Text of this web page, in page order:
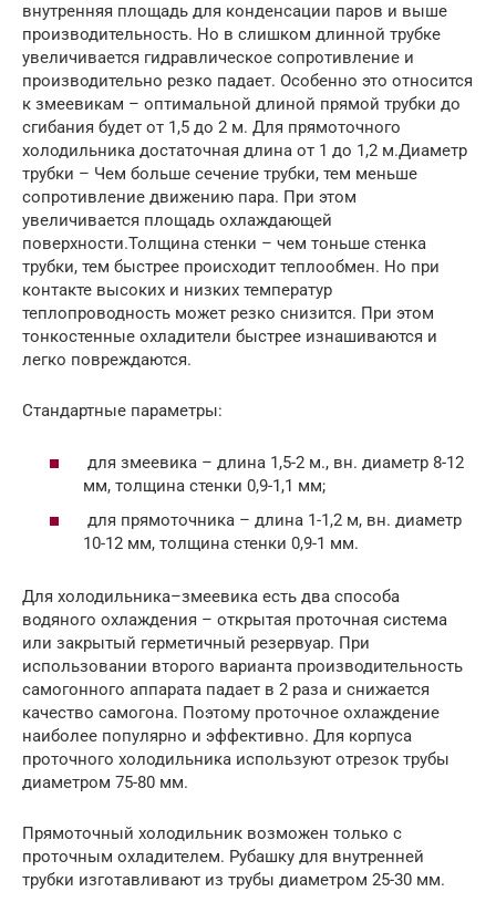
внутренняя площадь для конденсации паров и выше
производительность. Но в слишком длинной трубке
увеличивается гидравлическое сопротивление и
производительно резко падает. Особенно это относится
к змеевикам – оптимальной длиной прямой трубки до
сгибания будет от 1,5 до 2 м. Для прямоточного
холодильника достаточная длина от 1 до 1,2 м.Диаметр
трубки – Чем больше сечение трубки, тем меньше
сопротивление движению пара. При этом
увеличивается площадь охлаждающей
поверхности.Толщина стенки – чем тоньше стенка
трубки, тем быстрее происходит теплообмен. Но при
контакте высоких и низких температур
теплопроводность может резко снизится. При этом
тонкостенные охладители быстрее изнашиваются и
легко повреждаются.
Стандартные параметры:
для змеевика – длина 1,5-2 м., вн. диаметр 8-12
мм, толщина стенки 0,9-1,1 мм;
для прямоточника – длина 1-1,2 м, вн. диаметр
10-12 мм, толщина стенки 0,9-1 мм.
Для холодильника–змеевика есть два способа
водяного охлаждения – открытая проточная система
или закрытый герметичный резервуар. При
использовании второго варианта производительность
самогонного аппарата падает в 2 раза и снижается
качество самогона. Поэтому проточное охлаждение
наиболее популярно и эффективно. Для корпуса
проточного холодильника используют отрезок трубы
диаметром 75-80 мм.
Прямоточный холодильник возможен только с
проточным охладителем. Рубашку для внутренней
трубки изготавливают из трубы диаметром 25-30 мм.